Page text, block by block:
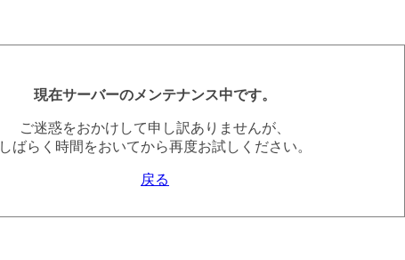
現在サーバーのメンテナンス中です。
ご迷惑をおかけして申し訳ありませんが、
しばらく時間をおいてから再度お試しください。
戻る